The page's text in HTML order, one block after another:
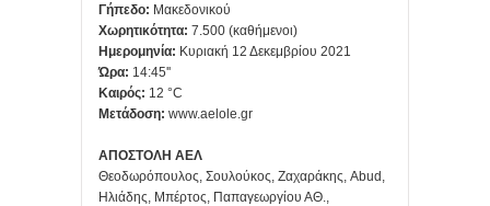
Γήπεδο: Μακεδονικού
Χωρητικότητα: 7.500 (καθήμενοι)
Ημερομηνία: Κυριακή 12 Δεκεμβρίου 2021
Ώρα: 14:45''
Καιρός: 12 °C
Μετάδοση: www.aelole.gr
ΑΠΟΣΤΟΛΗ AEΛ
Θεοδωρόπουλος, Σουλούκος, Ζαχαράκης, Abud,
Ηλιάδης, Μπέρτος, Παπαγεωργίου ΑΘ.,